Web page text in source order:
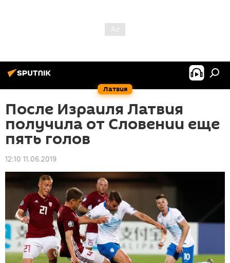
Латвия
После Израиля Латвия
получила от Словении еще
пять голов
12:10 11.06.2019